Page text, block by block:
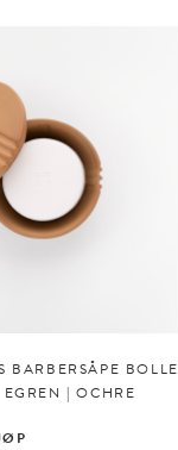
BARBERSÅPE BOLLE
| OCHRE